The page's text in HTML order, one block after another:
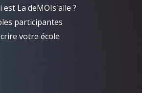
est La deMOIs'aile ?
participantes
votre école